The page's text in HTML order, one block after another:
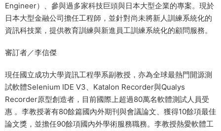
Engineer）、參與過多家科技巨頭與日本大型企業的專案。現於
日本大型金融公司擔任工程師，並針對尚未將新人訓練系統化的
資訊科技業，提供教育訓練與新進員工訓練系統化的顧問服務。
審訂者／李信傑
現任國立成功大學資訊工程學系副教授，亦為全球最熱門開源測
試軟體Selenium IDE V3、Katalon Recorder與Qualys
Recorder原型創造者，目前國際上超過80萬名軟體測試人員受
惠 。李教授著有80餘篇國內外期刊與會議論文、獲得10餘項最佳
論文獎，並擔任90餘項國內外學術服務職務。李教授熱愛軟體工